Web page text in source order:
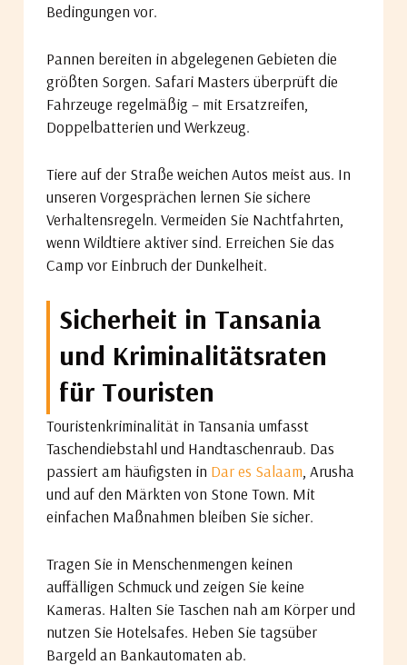
Bedingungen vor.
Pannen bereiten in abgelegenen Gebieten die
größten Sorgen. Safari Masters überprüft die
Fahrzeuge regelmäßig – mit Ersatzreifen,
Doppelbatterien und Werkzeug.
Tiere auf der Straße weichen Autos meist aus. In
unseren Vorgesprächen lernen Sie sichere
Verhaltensregeln. Vermeiden Sie Nachtfahrten,
wenn Wildtiere aktiver sind. Erreichen Sie das
Camp vor Einbruch der Dunkelheit.
Sicherheit in Tansania
und Kriminalitätsraten
für Touristen
Touristenkriminalität in Tansania umfasst
Taschendiebstahl und Handtaschenraub. Das
passiert am häufigsten in Dar es Salaam , Arusha
und auf den Märkten von Stone Town. Mit
einfachen Maßnahmen bleiben Sie sicher.
Tragen Sie in Menschenmengen keinen
auffälligen Schmuck und zeigen Sie keine
Kameras. Halten Sie Taschen nah am Körper und
nutzen Sie Hotelsafes. Heben Sie tagsüber
Bargeld an Bankautomaten ab.